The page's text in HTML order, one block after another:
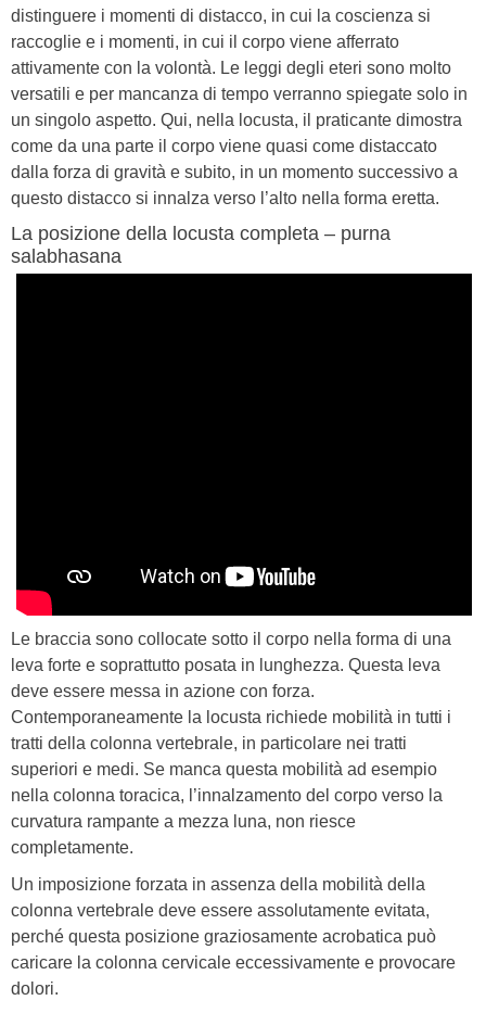
distinguere i momenti di distacco, in cui la coscienza si
raccoglie e i momenti, in cui il corpo viene afferrato
attivamente con la volontà. Le leggi degli eteri sono molto
versatili e per mancanza di tempo verranno spiegate solo in
un singolo aspetto. Qui, nella locusta, il praticante dimostra
come da una parte il corpo viene quasi come distaccato
dalla forza di gravità e subito, in un momento successivo a
questo distacco si innalza verso l’alto nella forma eretta.
La posizione della locusta completa – purna
salabhasana
Le braccia sono collocate sotto il corpo nella forma di una
leva forte e soprattutto posata in lunghezza. Questa leva
deve essere messa in azione con forza.
Contemporaneamente la locusta richiede mobilità in tutti i
tratti della colonna vertebrale, in particolare nei tratti
superiori e medi. Se manca questa mobilità ad esempio
nella colonna toracica, l’innalzamento del corpo verso la
curvatura rampante a mezza luna, non riesce
completamente.
Un imposizione forzata in assenza della mobilità della
colonna vertebrale deve essere assolutamente evitata,
perché questa posizione graziosamente acrobatica può
caricare la colonna cervicale eccessivamente e provocare
dolori.